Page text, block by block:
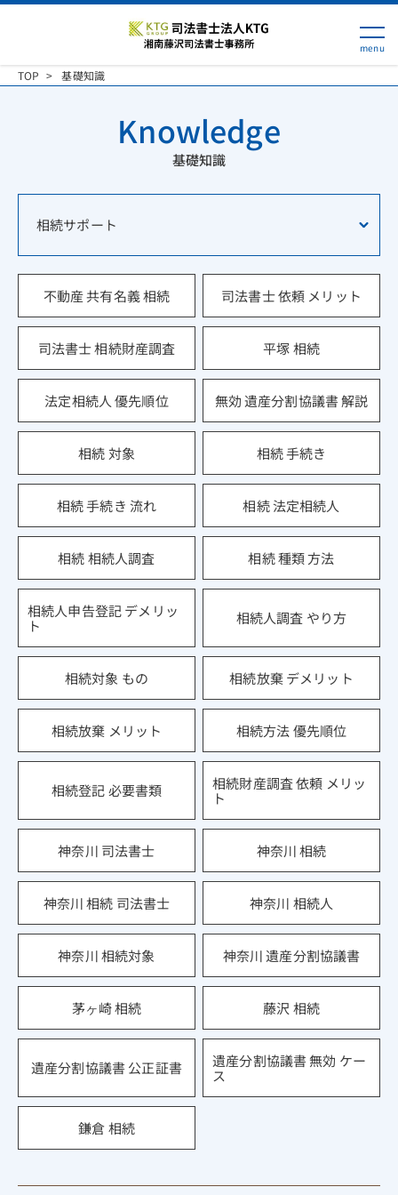
TOP 基礎知識
Knowledge
基礎知識
相続サポート
不動産 共有名義 相続 司法書士 依頼 メリット
司法書士 相続財産調査 平塚 相続
法定相続人 優先順位 無効 遺産分割協議書 解説
相続 対象 相続 手続き
相続 手続き 流れ 相続 法定相続人
相続 相続人調査 相続 種類 方法
相続人申告登記 デメリッ
ト
相続人調査 やり方
相続対象 もの 相続放棄 デメリット
相続放棄 メリット 相続方法 優先順位
相続登記 必要書類
相続財産調査 依頼 メリッ
ト
神奈川 司法書士 神奈川 相続
神奈川 相続 司法書士 神奈川 相続人
神奈川 相続対象 神奈川 遺産分割協議書
茅ヶ崎 相続 藤沢 相続
遺産分割協議書 公正証書
遺産分割協議書 無効 ケー
ス
鎌倉 相続